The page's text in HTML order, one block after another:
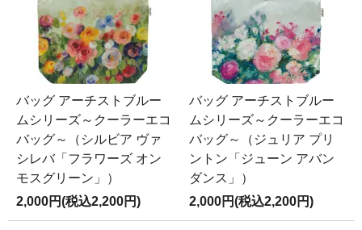
バッグ アーチストブルー
ムシリーズ～クーラーエコ
バッグ～（シルビア ヴァ
シレバ「フラワーズ オン
モスグリーン」）
2,000円(税込2,200円)
バッグ アーチストブルー
ムシリーズ～クーラーエコ
バッグ～（ジュリア プリ
ントン「ジューン アバン
ダンス」）
2,000円(税込2,200円)